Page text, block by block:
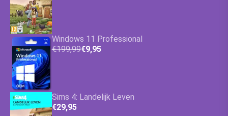
Windows 11 Professional
€199,99€9,95
Sims 4: Landelijk Leven
€29,95